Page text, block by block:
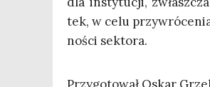
tek, w celu
no­ści sektora.
Przy­go­to­wał Oskar